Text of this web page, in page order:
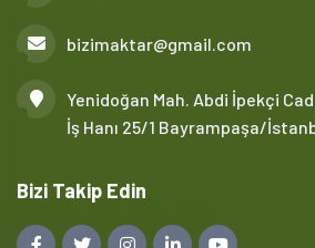
bizimaktar@gmail.com
Yenidoğan Mah. Abdi İpekçi
İş Hanı 25/1 Bayrampaşa/
Bizi Takip Edin